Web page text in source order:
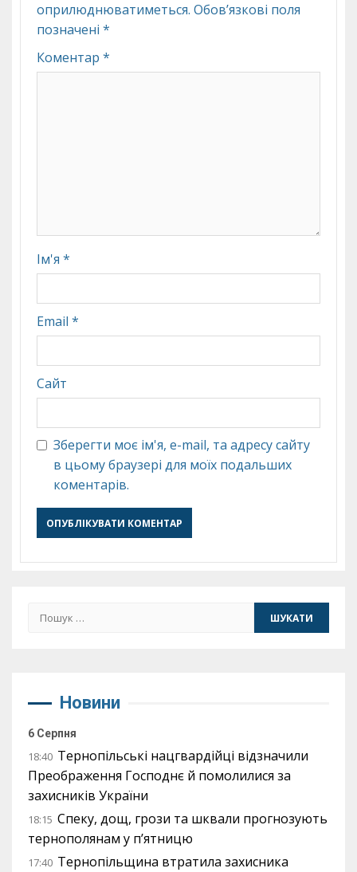
оприлюднюватиметься. Обов’язкові поля
позначені *
Коментар *
Ім'я *
Email *
Сайт
Зберегти моє ім'я, e-mail, та адресу сайту
в цьому браузері для моїх подальших
коментарів.
Пошук:
Новини
6 Серпня
18:40 Тернопільські нацгвардійці відзначили
Преображення Господнє й помолилися за
захисників України
18:15 Спеку, дощ, грози та шквали прогнозують
тернополянам у п’ятницю
17:40 Тернопільщина втратила захисника